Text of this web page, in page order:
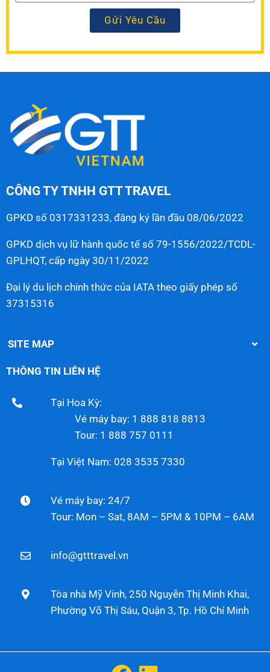
Gửi Yêu Cầu
CÔNG TY TNHH GTT TRAVEL
GPKD số 0317331233, đăng ký lần đầu 08/06/2022
GPKD dịch vụ lữ hành quốc tế số 79-1556/2022/TCDL-
GPLHQT, cấp ngày 30/11/2022
Đại lý du lịch chính thức của IATA theo giấy phép số
37315316
SITE MAP
THÔNG TIN LIÊN HỆ
Tại Hoa Kỳ:
Vé máy bay: 1 888 818 8813
Tour: 1 888 757 0111
Tại Việt Nam: 028 3535 7330
Vé máy bay: 24/7
Tour: Mon – Sat, 8AM – 5PM & 10PM – 6AM
info@gtttravel.vn
Tòa nhà Mỹ Vinh, 250 Nguyễn Thị Minh Khai,
Phường Võ Thị Sáu, Quận 3, Tp. Hồ Chí Minh